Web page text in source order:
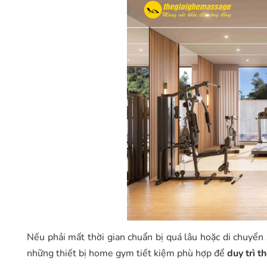
Nếu phải mất thời gian chuẩn bị quá lâu hoặc di
những thiết bị home gym tiết kiệm phù hợp để duy trì